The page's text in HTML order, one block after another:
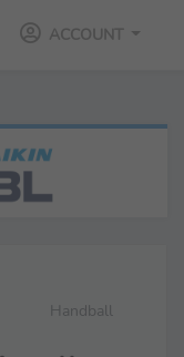
ACCOUNT
Handball